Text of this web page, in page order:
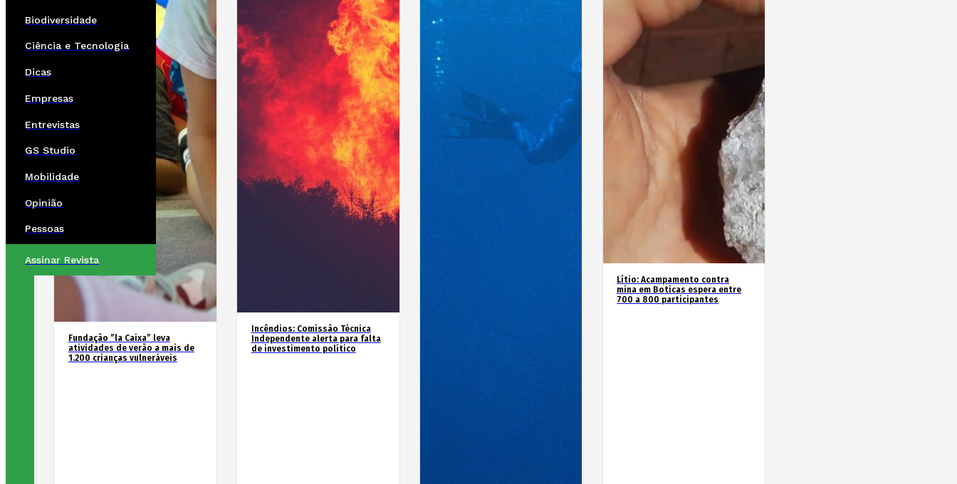
Biodiversidade
Ciência e Tecnologia
Dicas
Empresas
Entrevistas
GS Studio
Mobilidade
Opinião
Pessoas
Assinar Revista
Fundação ”la Caixa” leva
atividades de verão a mais de
1.200 crianças vulneráveis
Incêndios: Comissão Técnica
Independente alerta para falta
de investimento político
Lítio: Acampamento contra
mina em Boticas espera entre
700 a 800 participantes